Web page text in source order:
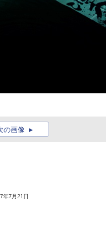
の画像
年7月21日